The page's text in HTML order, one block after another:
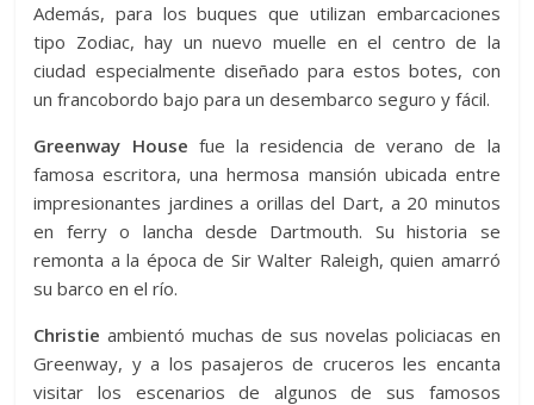
Además, para los buques que utilizan embarcaciones
tipo Zodiac, hay un nuevo muelle en el centro de la
ciudad especialmente diseñado para estos botes, con
un francobordo bajo para un desembarco seguro y fácil.
Greenway House fue la residencia de verano de la
famosa escritora, una hermosa mansión ubicada entre
impresionantes jardines a orillas del Dart, a 20 minutos
en ferry o lancha desde Dartmouth. Su historia se
remonta a la época de Sir Walter Raleigh, quien amarró
su barco en el río.
Christie ambientó muchas de sus novelas policiacas en
Greenway, y a los pasajeros de cruceros les encanta
visitar los escenarios de algunos de sus famosos